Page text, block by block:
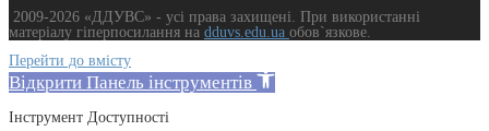
2009-2026 «ДДУВС» - усi права захищенi. При використанні
матеріалу гіперпосилання на dduvs.edu.ua обов`язкове.
Перейти до вмісту
Відкрити Панель інструментів
Інструмент Доступності